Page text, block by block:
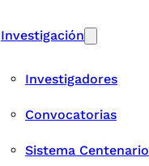
Investigación
Investigadores
Convocatorias
Sistema Centenario